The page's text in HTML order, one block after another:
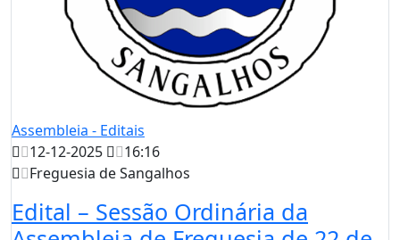
Assembleia - Editais
12-12-2025
16:16
Freguesia de Sangalhos
Edital – Sessão Ordinária da